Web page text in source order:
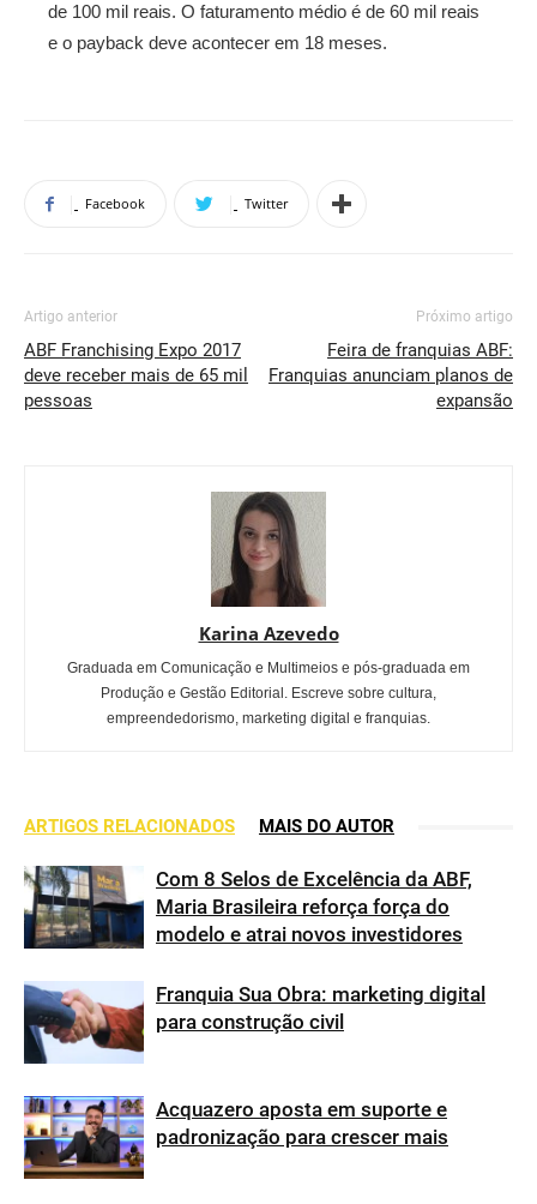
de 100 mil reais. O faturamento médio é de 60 mil reais
e o payback deve acontecer em 18 meses.
Facebook Twitter
Artigo anterior
ABF Franchising Expo 2017
deve receber mais de 65 mil
pessoas
Próximo artigo
Feira de franquias ABF:
Franquias anunciam planos de
expansão
Karina Azevedo
Graduada em Comunicação e Multimeios e pós-graduada em
Produção e Gestão Editorial. Escreve sobre cultura,
empreendedorismo, marketing digital e franquias.
ARTIGOS RELACIONADOS MAIS DO AUTOR
Com 8 Selos de Excelência da ABF,
Maria Brasileira reforça força do
modelo e atrai novos investidores
Franquia Sua Obra: marketing digital
para construção civil
Acquazero aposta em suporte e
padronização para crescer mais